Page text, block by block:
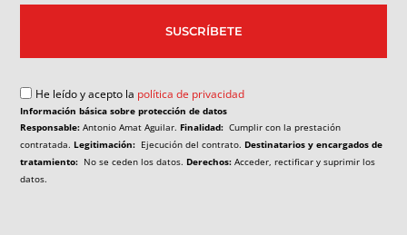
He leído y acepto la política de privacidad
SUSCRÍBETE
Información básica sobre protección de datos
Responsable: Antonio Amat Aguilar. Finalidad: Cumplir con la prestación
contratada. Legitimación: Ejecución del contrato. Destinatarios y encargados de
tratamiento: No se ceden los datos. Derechos: Acceder, rectificar y suprimir los
datos.